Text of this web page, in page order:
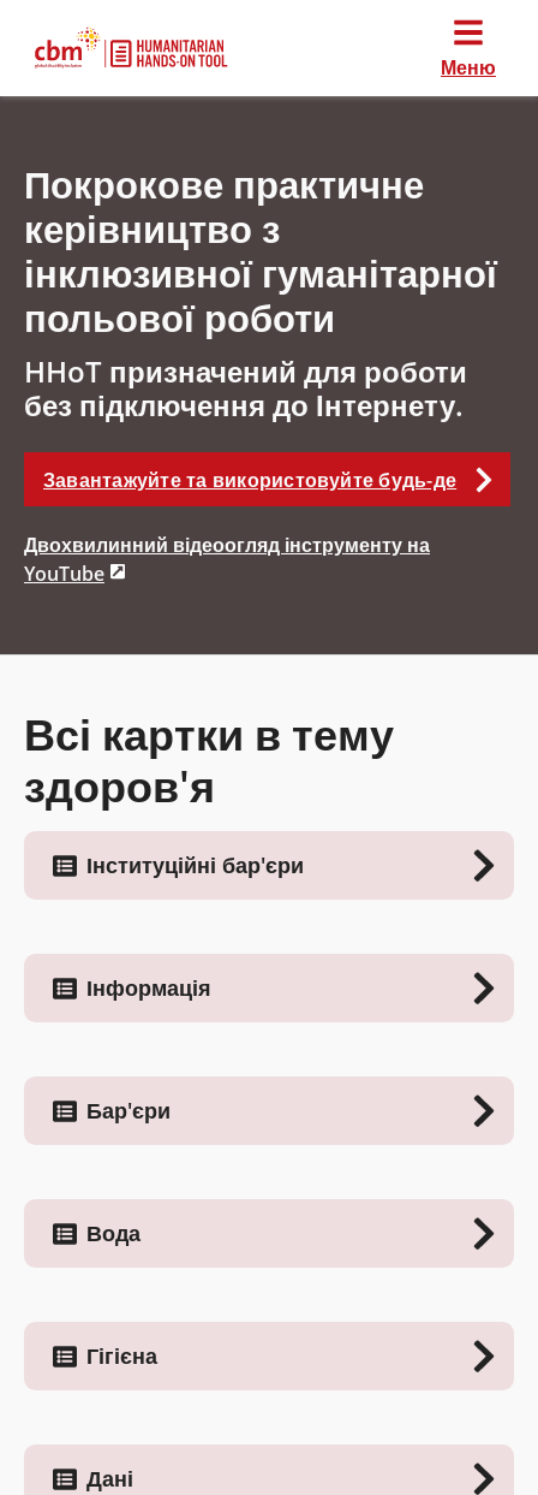
Меню
Покрокове практичне
керівництво з
інклюзивної гуманітарної
польової роботи
HHoT призначений для роботи
без підключення до Інтернету.
Завантажуйте та використовуйте будь-де
Двохвилинний відеоогляд інструменту на
YouTube
Всі картки в тему
здоров'я
Інституційні бар'єри
Інформація
Бар'єри
Вода
Гігієна
Дані